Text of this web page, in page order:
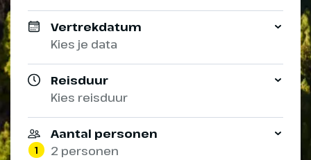
Vertrekdatum
Kies je data
Reisduur
Kies reisduur
Aantal personen
1 2 personen